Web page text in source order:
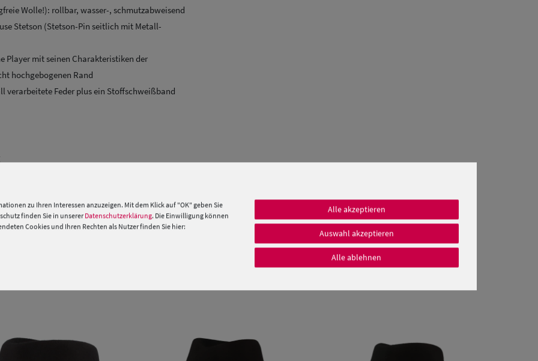
Wolle!): rollbar, wasser-, schmutzabweisend
Stetson (Stetson-Pin seitlich mit Metall-
Player mit seinen Charakteristiken der
hochgebogenen Rand
verarbeitete Feder plus ein Stoffschweißband
»
zu Ihren Interessen anzuzeigen. Mit dem Klick auf "OK" geben Sie
finden Sie in unserer Datenschutzerklärung. Die Einwilligung können
Cookies und Ihren Rechten als Nutzer finden Sie hier:
Alle akzeptieren
Auswahl akzeptieren
Alle ablehnen